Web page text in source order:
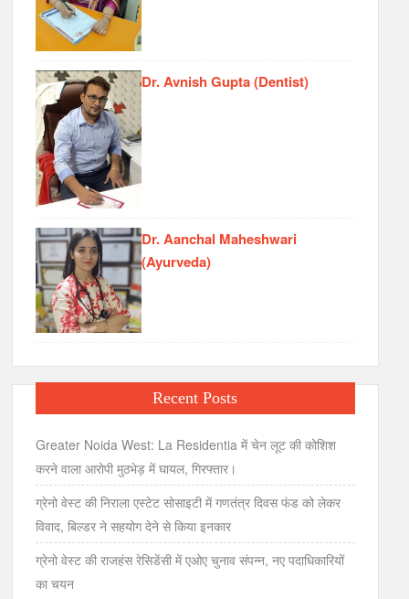
Dr. Avnish Gupta (Dentist)
Dr. Aanchal Maheshwari
(Ayurveda)
Recent Posts
Greater Noida West: La Residentia में चेन लूट की कोशिश
करने वाला आरोपी मुठभेड़ में घायल, गिरफ्तार।
ग्रेनो वेस्ट की निराला एस्टेट सोसाइटी में गणतंत्र दिवस फंड को लेकर
विवाद, बिल्डर ने सहयोग देने से किया इनकार
ग्रेनो वेस्ट की राजहंस रेसिडेंसी में एओए चुनाव संपन्न, नए पदाधिकारियों
का चयन